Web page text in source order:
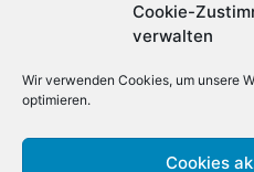
Cookie-
verwalten
Wir verwenden Cookies, um unsere
optimieren.
Cookies
Geschäftsbedingungen
Retouren